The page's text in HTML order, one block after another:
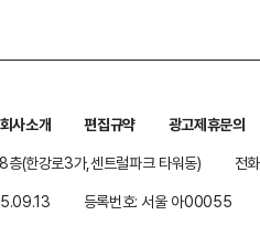
회사소개 편집규약
광고제휴문의
층(한강로3가,센트럴파크 타워동)
전
등록번호: 서울 아00055